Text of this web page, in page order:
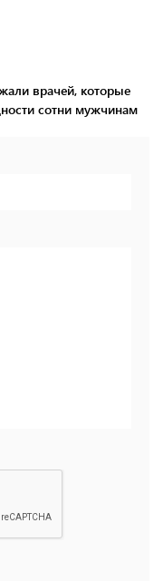
врачей, которые
сотни мужчинам